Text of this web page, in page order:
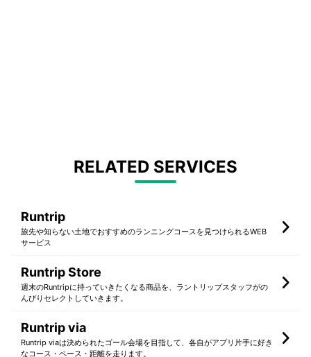
RELATED SERVICES
Runtrip
旅先や知らない土地でおすすめのランニングコースを見つけられるWEB
サービス
Runtrip Store
週末のRuntripに持っていきたくなる商品を、ラントリップスタッフがの
んびりセレクトしていきます。
Runtrip via
Runtrip viaは決められたゴール会場を目指して、各自がアプリ片手に好き
なコース・ペース・距離を走ります。